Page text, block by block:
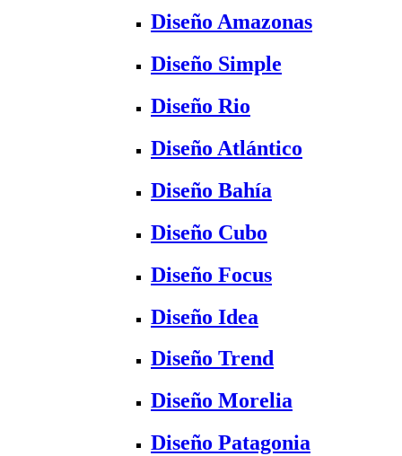
Diseño Amazonas
Diseño Simple
Diseño Rio
Diseño Atlántico
Diseño Bahía
Diseño Cubo
Diseño Focus
Diseño Idea
Diseño Trend
Diseño Morelia
Diseño Patagonia